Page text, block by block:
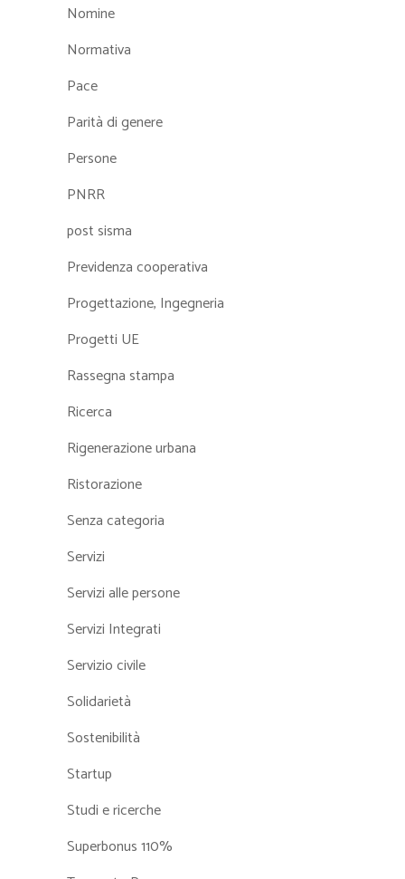
Nomine
Normativa
Pace
Parità di genere
Persone
PNRR
post sisma
Previdenza cooperativa
Progettazione, Ingegneria
Progetti UE
Rassegna stampa
Ricerca
Rigenerazione urbana
Ristorazione
Senza categoria
Servizi
Servizi alle persone
Servizi Integrati
Servizio civile
Solidarietà
Sostenibilità
Startup
Studi e ricerche
Superbonus 110%